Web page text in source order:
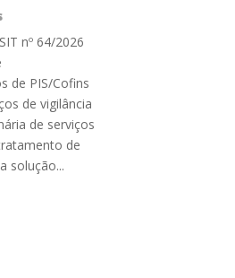
nº 64/2026
de PIS/Cofins
de vigilância
de serviços
de
solução...